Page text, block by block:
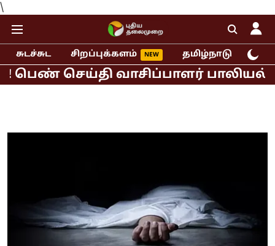
\
சுடச்சுட சிறப்புக்களம் தமிழ்நாடு
செய்தி வாசிப்பாளர் பாலியல்